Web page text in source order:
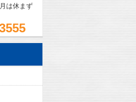
は休まず